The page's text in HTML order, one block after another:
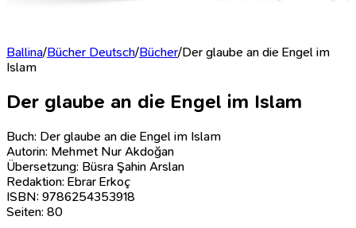
Ballina/Bücher Deutsch/Bücher/Der glaube an die Engel im
Islam
Der glaube an die Engel im Islam
Buch: Der glaube an die Engel im Islam
Autorin: Mehmet Nur Akdoğan
Übersetzung: Büsra Şahin Arslan
Redaktion: Ebrar Erkoç
ISBN: 9786254353918
Seiten: 80